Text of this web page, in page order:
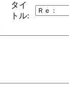
タイ
トル: